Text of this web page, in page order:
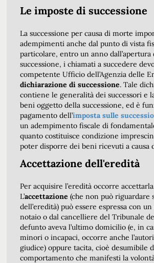
Le imposte di successione
La successione per causa di morte
adempimenti anche dal punto di vista
particolare, entro un anno dall’apertura
successione, i chiamati a succedere
competente Ufficio dell’Agenzia delle
dichiarazione di successione. Tale
contiene le generalità dei successori e
beni oggetto della successione, ed è
pagamento dell’imposta sulle
un adempimento fiscale di
quanto costituisce condizione
poter disporre dei beni ricevuti a causa
Accettazione dell'eredità
Per acquisire l’eredità occorre
L’accettazione (che non può riguardare
dell’eredità) può essere espressa con
notaio o dal cancelliere del Tribunale
defunto aveva l’ultimo domicilio (e, in
minori o incapaci, occorre anche
giudice) oppure tacita, cioè desumibile
comportamento che manifesti la